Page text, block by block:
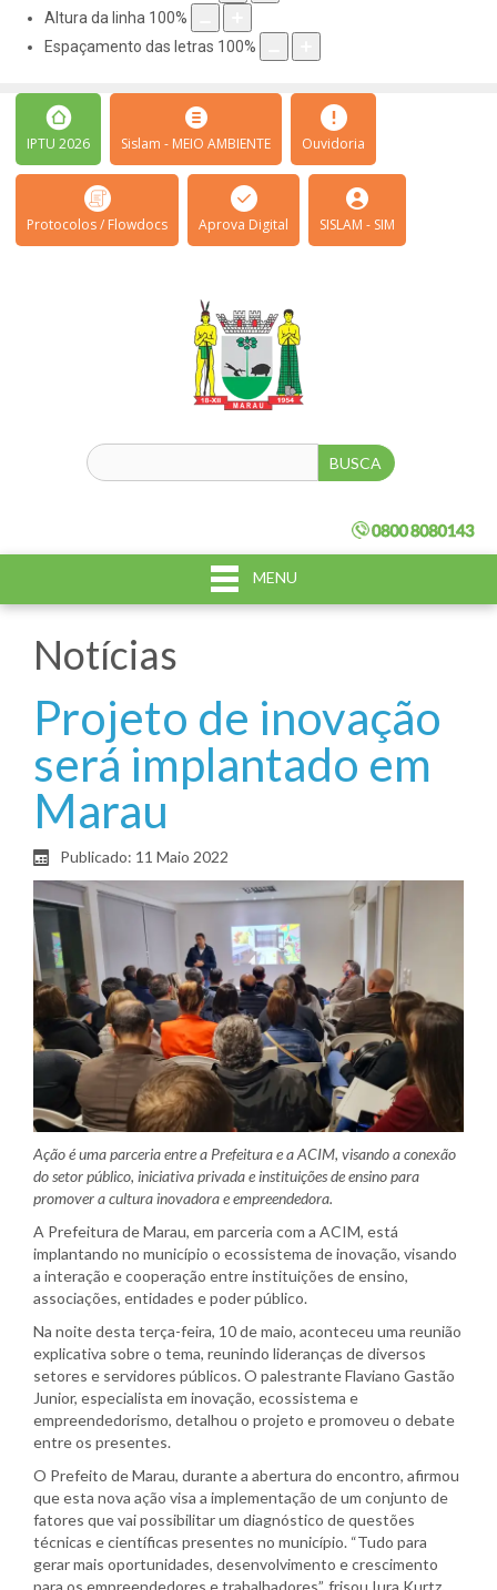
Altura da linha 100%
Espaçamento das letras 100%
IPTU 2026 Sislam - MEIO AMBIENTE Ouvidoria
Protocolos / Flowdocs Aprova Digital SISLAM - SIM
MENU
Notícias
Projeto de inovação
será implantado em
Marau
Publicado: 11 Maio 2022
Ação é uma parceria entre a Prefeitura e a ACIM, visando a conexão
do setor público, iniciativa privada e instituições de ensino para
promover a cultura inovadora e empreendedora.
A Prefeitura de Marau, em parceria com a ACIM, está
implantando no município o ecossistema de inovação, visando
a interação e cooperação entre instituições de ensino,
associações, entidades e poder público.
Na noite desta terça-feira, 10 de maio, aconteceu uma reunião
explicativa sobre o tema, reunindo lideranças de diversos
setores e servidores públicos. O palestrante Flaviano Gastão
Junior, especialista em inovação, ecossistema e
empreendedorismo, detalhou o projeto e promoveu o debate
entre os presentes.
O Prefeito de Marau, durante a abertura do encontro, afirmou
que esta nova ação visa a implementação de um conjunto de
fatores que vai possibilitar um diagnóstico de questões
técnicas e científicas presentes no município. “Tudo para
gerar mais oportunidades, desenvolvimento e crescimento
para os empreendedores e trabalhadores”, frisou Iura Kurtz.